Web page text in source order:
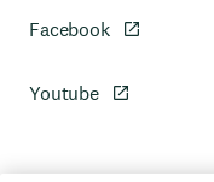
Facebook
Youtube